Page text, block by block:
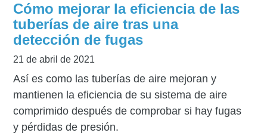
Cómo mejorar la eficiencia de las
tuberías de aire tras una
detección de fugas
21 de abril de 2021
Así es como las tuberías de aire mejoran y
mantienen la eficiencia de su sistema de aire
comprimido después de comprobar si hay fugas
y pérdidas de presión.